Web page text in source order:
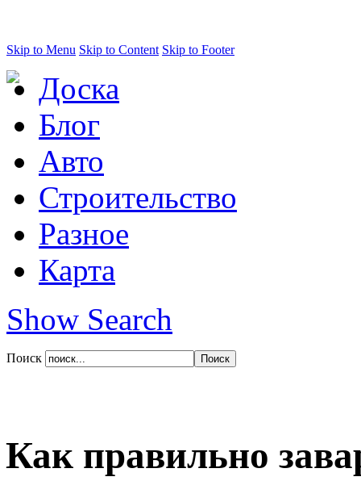
Skip to Menu Skip to Content Skip to Footer
Доска
Блог
Авто
Строительство
Разное
Карта
Show Search
Поиск
Как правильно